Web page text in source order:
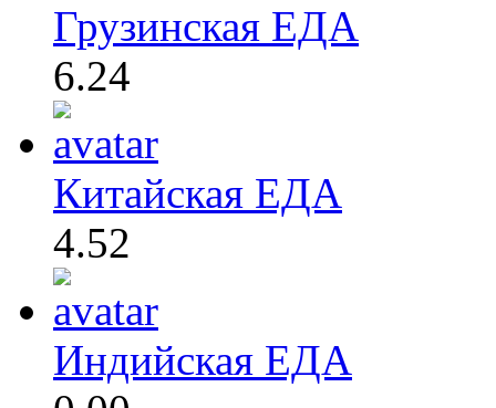
Грузинская ЕДА
6.24
Китайская ЕДА
4.52
Индийская ЕДА